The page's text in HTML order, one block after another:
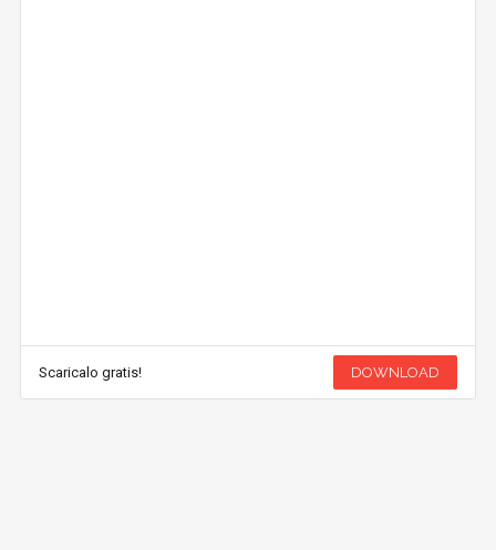
Scaricalo gratis! DOWNLOAD